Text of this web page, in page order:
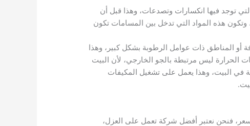
توجد فيها انكسارات وتصدعات، وهذا قبل أن
هذه المواد التي تدخل بين المسامات تكون
أو المناطق ذات عوامل الرطوبة بشكل كبير، وهذا
الحرارة ليس مرتبطة بالجو الخارجي، لأن البيت
في البيت، وهذا يعمل على تشغيل المكيفات
فنحن نعتبر أفضل شركة تعمل على العزل،